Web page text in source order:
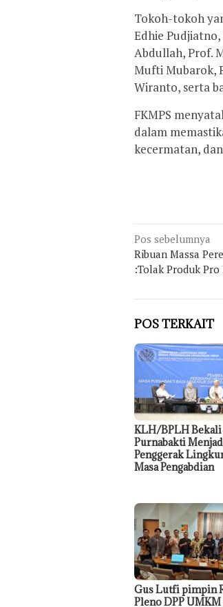
Tokoh-tokoh
Edhie
Abdullah, Prof.
Mufti Mubarok,
Wiranto, serta
FKMPS
dalam
kecermatan,
Navigasi
pos
Pos sebelumnya
Ribuan Massa
:Tolak Produk
POS TERKAIT
KLH/BPLH Bekali
Purnabakti
Penggerak
Masa Pengabdian
Gus Lutfi pimpin
Pleno DPP